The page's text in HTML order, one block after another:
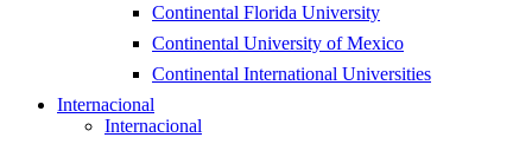
Continental Florida University
Continental University of Mexico
Continental International Universities
Internacional
Internacional